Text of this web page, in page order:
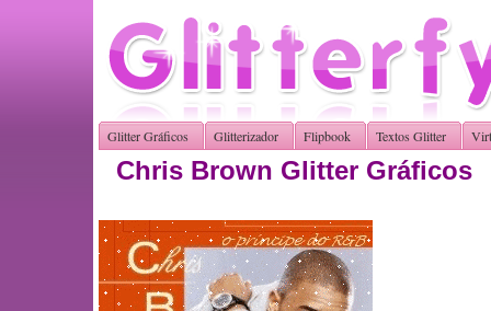
Glitter Gráficos Glitterizador Flipbook Textos Glitter
Chris Brown Glitter Gráficos